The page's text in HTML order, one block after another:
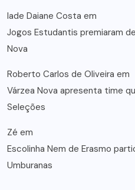
lade Daiane Costa em
Jogos Estudantis premiaram
Nova
Roberto Carlos de Oliveira em
Várzea Nova apresenta time
Seleções
Zé em
Escolinha Nem de Erasmo
Umburanas